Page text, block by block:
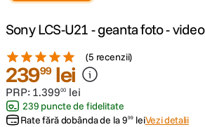
. canon sx740 hs
6. lavaliera
7. ulanzi
Sony LCS-U21 - geanta foto - video
(5 recenzii)
23999 lei
PRP: 1.39900 lei
239 puncte de fidelitate
Rate fără dobânda de la999 leiVezi detalii